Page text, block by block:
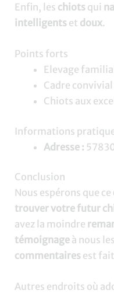
Enfin, les chiots qui
intelligents et doux.
Points forts
Elevage
Cadre
Chiots aux
Informations
Adresse :
Conclusion
Nous espérons que ce
trouver votre futur
avez la moindre
témoignage à nous
commentaires est
Autres endroits où